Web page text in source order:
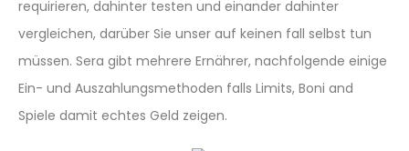
requirieren, dahinter testen und einander dahinter
vergleichen, darüber Sie unser auf keinen fall selbst tun
müssen. Sera gibt mehrere Ernährer, nachfolgende einige
Ein- und Auszahlungsmethoden falls Limits, Boni and
Spiele damit echtes Geld zeigen.